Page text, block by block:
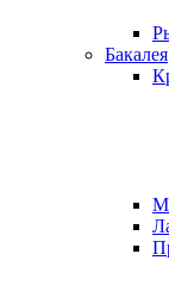
Бакалея